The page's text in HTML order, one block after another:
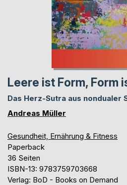
Leere ist Form, Form
Das Herz-Sutra aus nondualer
Andreas Müller
Gesundheit, Ernährung & Fitness
Paperback
36 Seiten
ISBN-13: 9783759703668
Verlag: BoD - Books on Demand